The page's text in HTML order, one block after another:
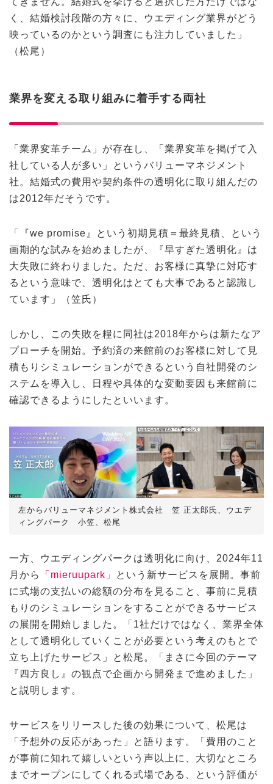
く、結婚検討段階の方々に、ウエディング業界がどう
映っているのかという調査にも注力していました」
（松尾）
業界を変える取り組みに着手する両社
「業界変革チーム」が存在し、「業界変革を掲げて入
社している人が多い」というバリューマネジメント
社。結婚式の費用や契約条件の透明化に取り組んだの
は2012年だそうです。
「『we promise』という初期見積＝最終見積、という
画期的な試みを始めましたが、『早すぎた透明化』は
大失敗に終わりました。ただ、お客様に真摯に対応す
るという意味で、透明化はとても大事であると認識し
ています」（笠氏）
しかし、この失敗を糧に同社は2018年からは新たなア
プローチを開始。予約済の来館前のお客様に対して見
積もりシミュレーションができるという自社開発のシ
ステムを導入し、日程や具体的な変動要因も来館前に
確認できるようにしたといいます。
左からバリューマネジメント株式会社　笠 正太郎氏、ウエデ
ィングパーク　小笠、松尾
一方、ウエディングパークは透明化に向け、2024年11
月から
「mieruupark」
という新サービスを展開。事前
に式場の支払いの総額の分布を見ること、事前に見積
もりのシミュレーションをすることができるサービス
の展開を開始しました。「1社だけではなく、業界全体
として透明化していくことが必要という考えのもとで
立ち上げたサービス」と松尾。「まさに今回のテーマ
『四方良し』の観点で企画から開発まで進めました」
と説明します。
サービスをリリースした後の効果について、松尾は
「予想外の反応があった」と語ります。「費用のこと
が事前に知れて嬉しいという声以上に、大切なところ
までオープンにしてくれる式場である、という評価が